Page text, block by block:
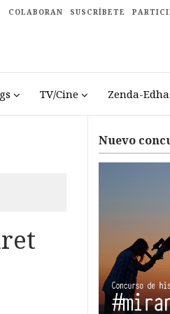
COLABORAN SUSCRÍBETE
TV/Cine Zenda-
Nuevo